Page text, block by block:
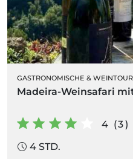
GASTRONOMISCHE &
Madeira-Weinsafari
4 (3)
4 STD.